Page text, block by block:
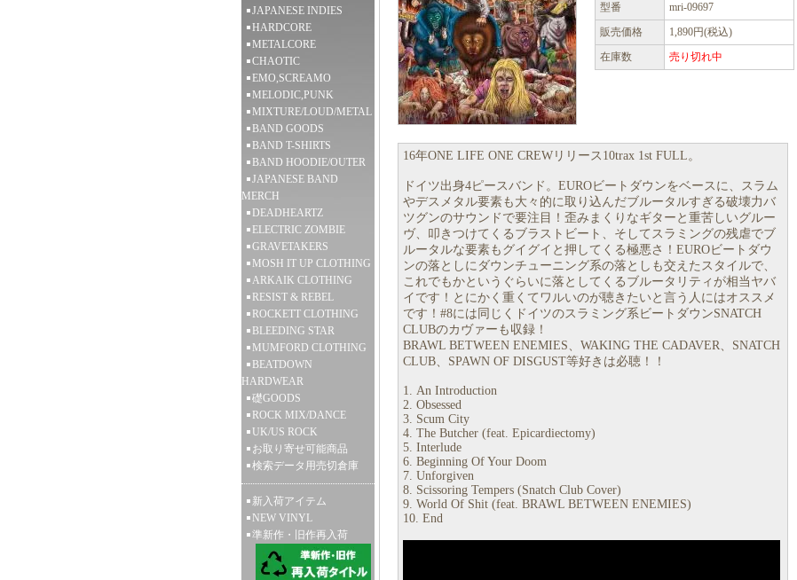
JAPANESE INDIES
HARDCORE
METALCORE
CHAOTIC
EMO,SCREAMO
MELODIC,PUNK
MIXTURE/LOUD/METAL
BAND GOODS
BAND T-SHIRTS
BAND HOODIE/OUTER
JAPANESE BAND
MERCH
DEADHEARTZ
ELECTRIC ZOMBIE
GRAVETAKERS
MOSH IT UP CLOTHING
ARKAIK CLOTHING
RESIST & REBEL
ROCKETT CLOTHING
BLEEDING STAR
MUMFORD CLOTHING
BEATDOWN
HARDWEAR
礎GOODS
ROCK MIX/DANCE
UK/US ROCK
お取り寄せ可能商品
検索データ用売切倉庫
新入荷アイテム
NEW VINYL
準新作・旧作再入荷
型番
mri-09697
販売価格
1,890円(税込)
在庫数
売り切れ中
16年ONE LIFE ONE CREWリリース10trax 1st FULL。
ドイツ出身4ピースバンド。EUROビートダウンをベースに、スラム
やデスメタル要素も大々的に取り込んだブルータルすぎる破壊力バ
ツグンのサウンドで要注目！歪みまくりなギターと重苦しいグルー
ヴ、叩きつけてくるブラストビート、そしてスラミングの残虐でブ
ルータルな要素もグイグイと押してくる極悪さ！EUROビートダウ
ンの落としにダウンチューニング系の落としも交えたスタイルで、
これでもかというぐらいに落としてくるブルータリティが相当ヤバ
イです！とにかく重くてワルいのが聴きたいと言う人にはオススメ
です！#8には同じくドイツのスラミング系ビートダウンSNATCH
CLUBのカヴァーも収録！
BRAWL BETWEEN ENEMIES、WAKING THE CADAVER、SNATCH
CLUB、SPAWN OF DISGUST等好きは必聴！！
1. An Introduction
2. Obsessed
3. Scum City
4. The Butcher (feat. Epicardiectomy)
5. Interlude
6. Beginning Of Your Doom
7. Unforgiven
8. Scissoring Tempers (Snatch Club Cover)
9. World Of Shit (feat. BRAWL BETWEEN ENEMIES)
10. End